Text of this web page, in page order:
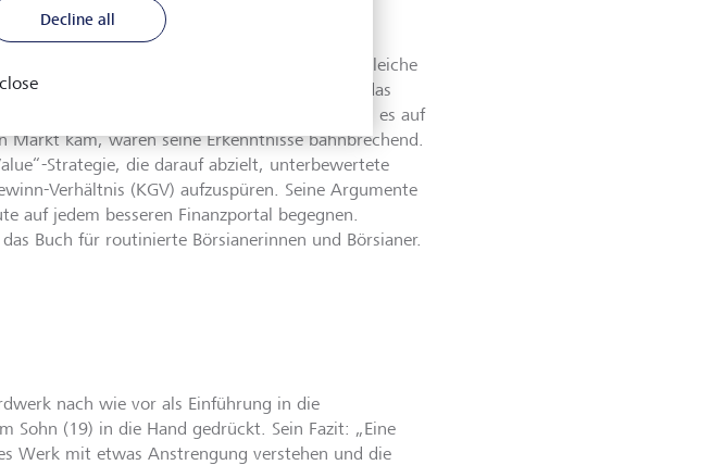
Schwarze tippte.
„The Intelligent Investor“ bei mir nicht die gleiche
auslöste wie bei Warren Buffett, lag das
nicht zuletzt am Erfolg des Buches selbst. Als es auf
Markt kam, waren seine Erkenntnisse bahnbrechend.
Strategie, die darauf abzielt, unterbewertete
Verhältnis (KGV) aufzuspüren. Seine Argumente
auf jedem besseren Finanzportal begegnen.
Buch für routinierte Börsianerinnen und Börsianer.
nach wie vor als Einführung in die
Sohn (19) in die Hand gedrückt. Sein Fazit: „Eine
Werk mit etwas Anstrengung verstehen und die
Decline all